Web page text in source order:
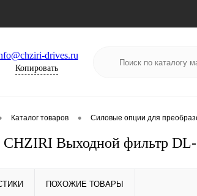
drives.ru
Копировать
Каталог товаров • Силовые опции для
Выходной фильтр
ПОХОЖИЕ ТОВАРЫ